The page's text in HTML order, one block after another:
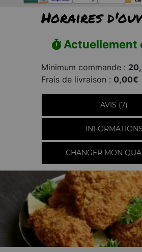
Horaires
Actuellement
Minimum commande :
Frais de livraison : 0,00€
AVIS (7)
INFORMATIONS
CHANGER MON